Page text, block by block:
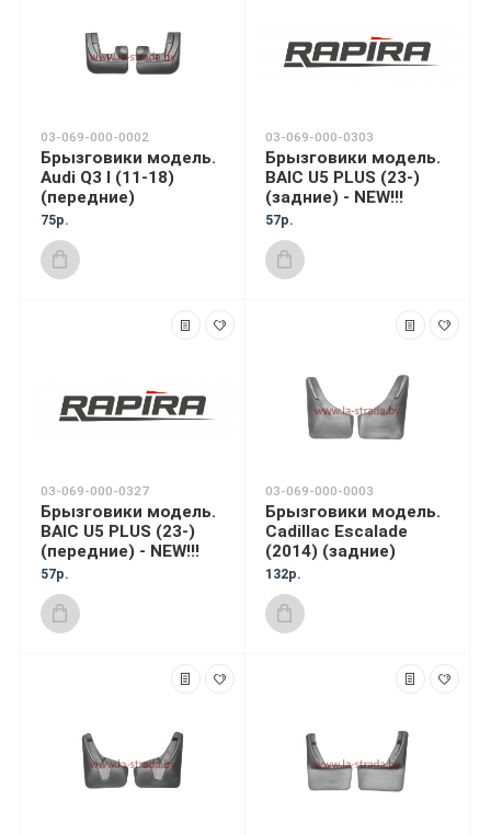
03-069-000-0002
Брызговики модель.
Audi Q3 I (11-18)
(передние)
75р.
03-069-000-0303
Брызговики модель.
BAIC U5 PLUS (23-)
(задние) - NEW!!!
57р.
03-069-000-0327
Брызговики модель.
BAIC U5 PLUS (23-)
(передние) - NEW!!!
57р.
03-069-000-0003
Брызговики модель.
Cadillac Escalade
(2014) (задние)
132р.